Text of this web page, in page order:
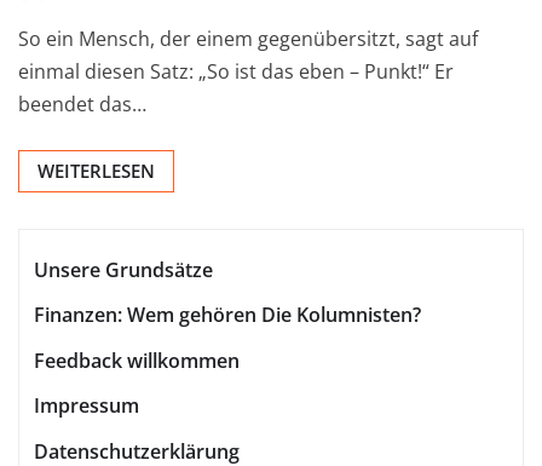
So ein Mensch, der einem gegenübersitzt, sagt auf
einmal diesen Satz: „So ist das eben – Punkt!“ Er
beendet das…
WEITERLESEN
Unsere Grundsätze
Finanzen: Wem gehören Die Kolumnisten?
Feedback willkommen
Impressum
Datenschutzerklärung